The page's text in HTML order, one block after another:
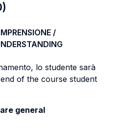
/
lo studente sarà
of the course student
general